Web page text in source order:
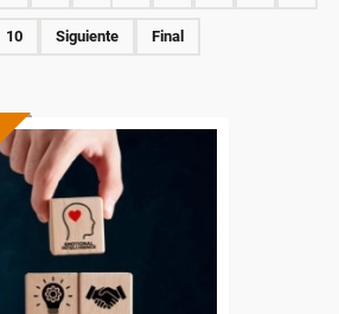
10 Siguiente Final